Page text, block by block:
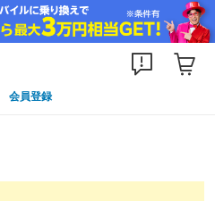
会員登録